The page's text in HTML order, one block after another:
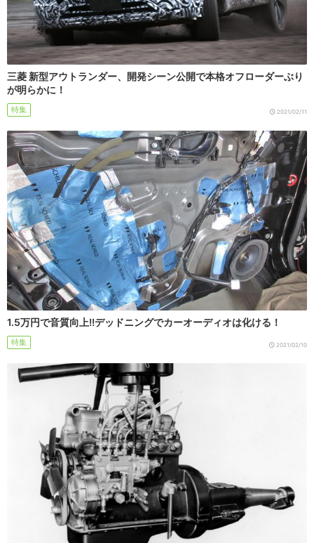
三菱 新型アウトランダー、開発シーン公開で本格オフローダーぶり
が明らかに！
特集 2021/02/11
1.5万円で音質向上!!デッドニングでカーオーディオは化ける！
特集 2021/02/10